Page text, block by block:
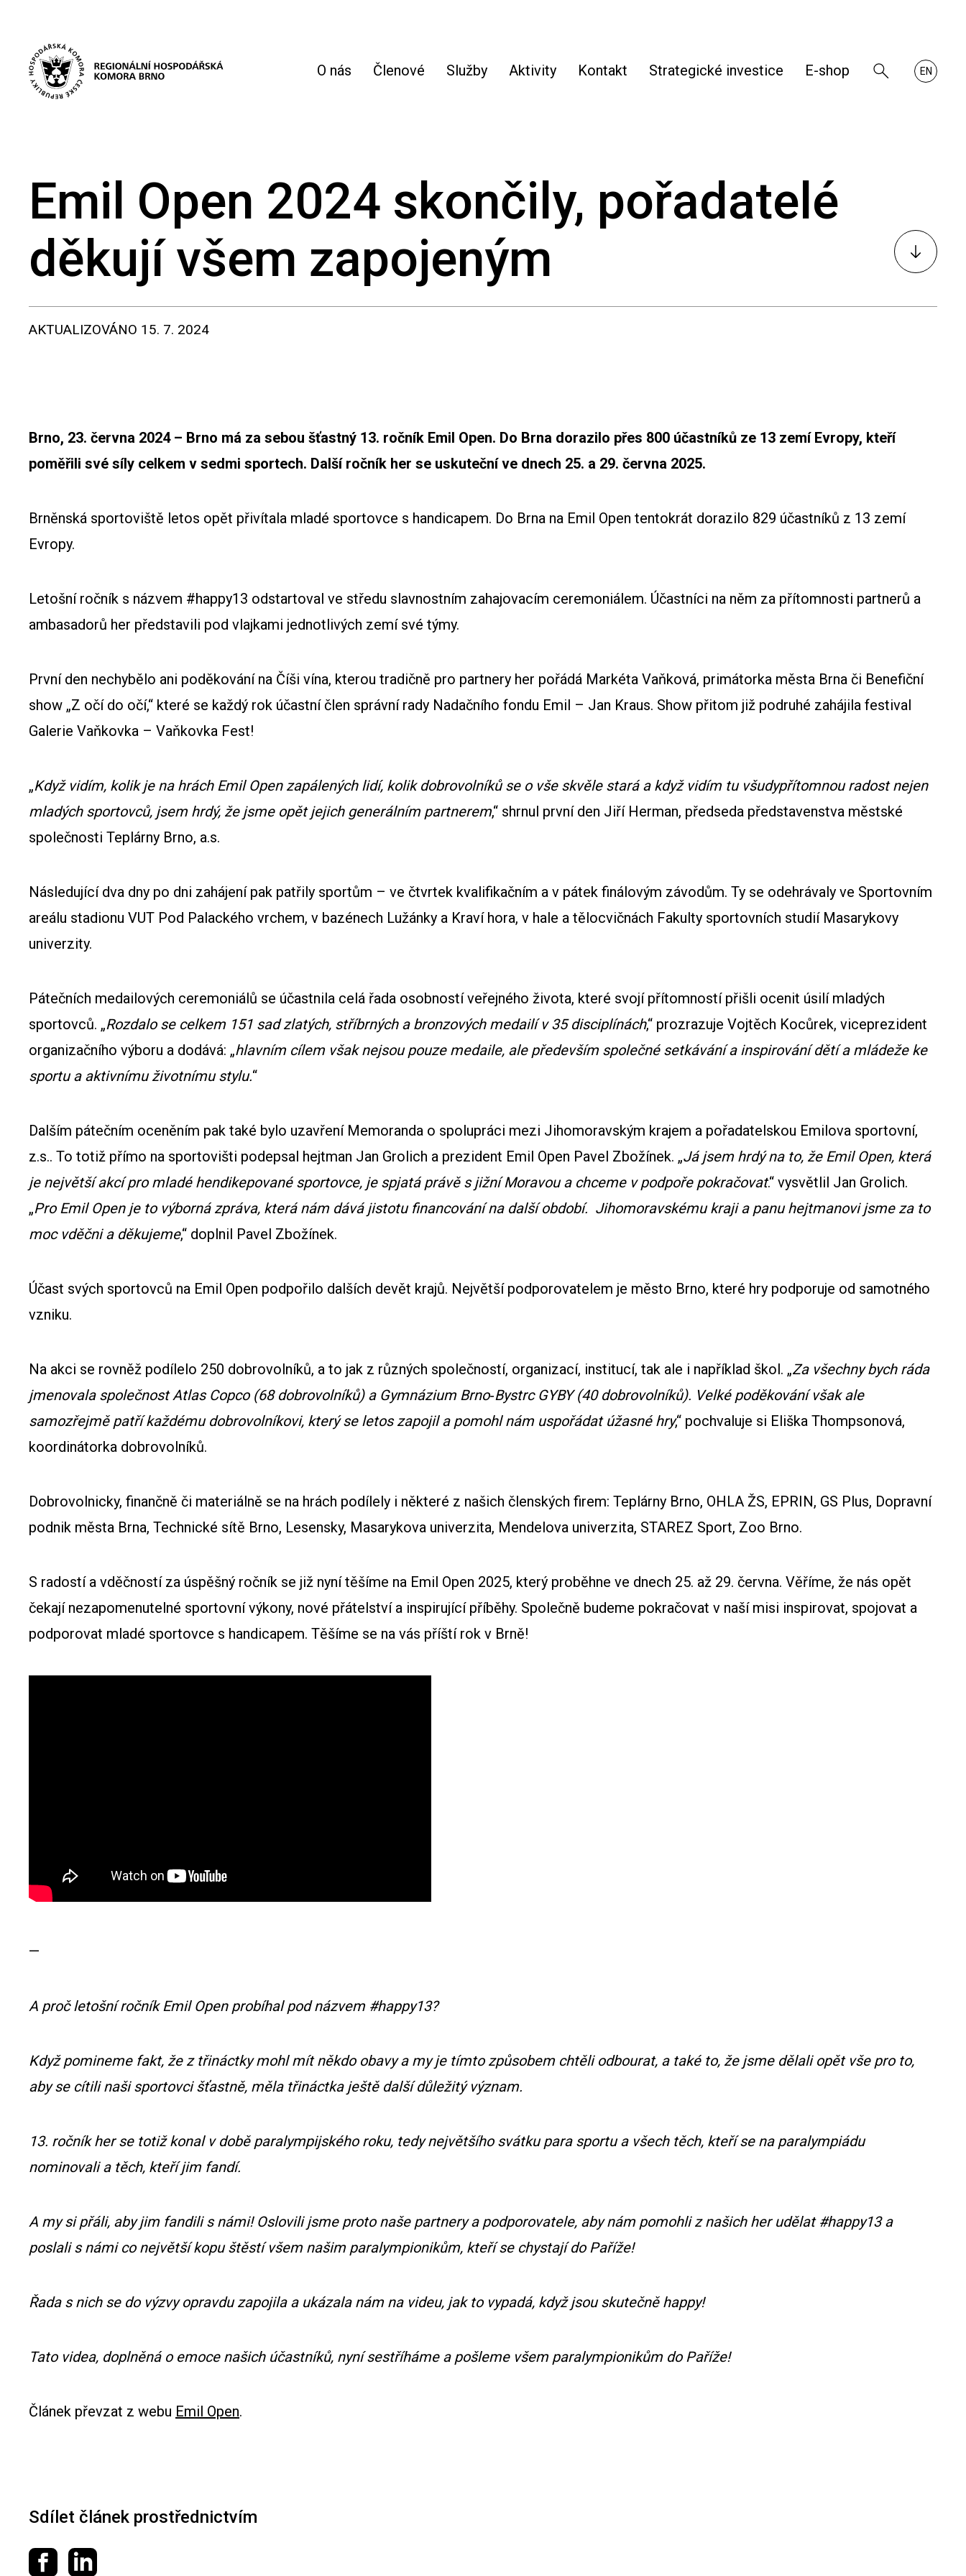
O nás Členové Služby Aktivity Kontakt Strategické investice E-shop
ZobrazitEN
About
Emil Open 2024 skončily, pořadatelé
děkují všem zapojeným
K
obsahu
AKTUALIZOVÁNO 15. 7. 2024
Brno, 23. června 2024 – Brno má za sebou šťastný 13. ročník Emil Open. Do Brna dorazilo přes 800 účastníků ze 13 zemí Evropy, kteří
poměřili své síly celkem v sedmi sportech. Další ročník her se uskuteční ve dnech 25. a 29. června 2025.
Brněnská sportoviště letos opět přivítala mladé sportovce s handicapem. Do Brna na Emil Open tentokrát dorazilo 829 účastníků z 13 zemí
Evropy.
Letošní ročník s názvem #happy13 odstartoval ve středu slavnostním zahajovacím ceremoniálem. Účastníci na něm za přítomnosti partnerů a
ambasadorů her představili pod vlajkami jednotlivých zemí své týmy.
První den nechybělo ani poděkování na Číši vína, kterou tradičně pro partnery her pořádá Markéta Vaňková, primátorka města Brna či Benefiční
show „Z očí do očí,“ které se každý rok účastní člen správní rady Nadačního fondu Emil – Jan Kraus. Show přitom již podruhé zahájila festival
Galerie Vaňkovka – Vaňkovka Fest!
„Když vidím, kolik je na hrách Emil Open zapálených lidí, kolik dobrovolníků se o vše skvěle stará a když vidím tu všudypřítomnou radost nejen
mladých sportovců, jsem hrdý, že jsme opět jejich generálním partnerem,“ shrnul první den Jiří Herman, předseda představenstva městské
společnosti Teplárny Brno, a.s.
Následující dva dny po dni zahájení pak patřily sportům – ve čtvrtek kvalifikačním a v pátek finálovým závodům. Ty se odehrávaly ve Sportovním
areálu stadionu VUT Pod Palackého vrchem, v bazénech Lužánky a Kraví hora, v hale a tělocvičnách Fakulty sportovních studií Masarykovy
univerzity.
Pátečních medailových ceremoniálů se účastnila celá řada osobností veřejného života, které svojí přítomností přišli ocenit úsilí mladých
sportovců. „Rozdalo se celkem 151 sad zlatých, stříbrných a bronzových medailí v 35 disciplínách,“ prozrazuje Vojtěch Kocůrek, viceprezident
organizačního výboru a dodává: „hlavním cílem však nejsou pouze medaile, ale především společné setkávání a inspirování dětí a mládeže ke
sportu a aktivnímu životnímu stylu.“
Dalším pátečním oceněním pak také bylo uzavření Memoranda o spolupráci mezi Jihomoravským krajem a pořadatelskou Emilova sportovní,
z.s.. To totiž přímo na sportovišti podepsal hejtman Jan Grolich a prezident Emil Open Pavel Zbožínek. „Já jsem hrdý na to, že Emil Open, která
je největší akcí pro mladé hendikepované sportovce, je spjatá právě s jižní Moravou a chceme v podpoře pokračovat.“ vysvětlil Jan Grolich.
„Pro Emil Open je to výborná zpráva, která nám dává jistotu financování na další období. Jihomoravskému kraji a panu hejtmanovi jsme za to
moc vděčni a děkujeme,“ doplnil Pavel Zbožínek.
Účast svých sportovců na Emil Open podpořilo dalších devět krajů. Největší podporovatelem je město Brno, které hry podporuje od samotného
vzniku.
Na akci se rovněž podílelo 250 dobrovolníků, a to jak z různých společností, organizací, institucí, tak ale i například škol. „Za všechny bych ráda
jmenovala společnost Atlas Copco (68 dobrovolníků) a Gymnázium Brno‑Bystrc GYBY (40 dobrovolníků). Velké poděkování však ale
samozřejmě patří každému dobrovolníkovi, který se letos zapojil a pomohl nám uspořádat úžasné hry,“ pochvaluje si Eliška Thompsonová,
koordinátorka dobrovolníků.
Dobrovolnicky, finančně či materiálně se na hrách podílely i některé z našich členských firem: Teplárny Brno, OHLA ŽS, EPRIN, GS Plus, Dopravní
podnik města Brna, Technické sítě Brno, Lesensky, Masarykova univerzita, Mendelova univerzita, STAREZ Sport, Zoo Brno.
S radostí a vděčností za úspěšný ročník se již nyní těšíme na Emil Open 2025, který proběhne ve dnech 25. až 29. června. Věříme, že nás opět
čekají nezapomenutelné sportovní výkony, nové přátelství a inspirující příběhy. Společně budeme pokračovat v naší misi inspirovat, spojovat a
podporovat mladé sportovce s handicapem. Těšíme se na vás příští rok v Brně!
—
A proč letošní ročník Emil Open probíhal pod názvem #happy13?
Když pomineme fakt, že z třináctky mohl mít někdo obavy a my je tímto způsobem chtěli odbourat, a také to, že jsme dělali opět vše pro to,
aby se cítili naši sportovci šťastně, měla třináctka ještě další důležitý význam.
13. ročník her se totiž konal v době paralympijského roku, tedy největšího svátku para sportu a všech těch, kteří se na paralympiádu
nominovali a těch, kteří jim fandí.
A my si přáli, aby jim fandili s námi! Oslovili jsme proto naše partnery a podporovatele, aby nám pomohli z našich her udělat #happy13 a
poslali s námi co největší kopu štěstí všem našim paralympionikům, kteří se chystají do Paříže!
Řada s nich se do výzvy opravdu zapojila a ukázala nám na videu, jak to vypadá, když jsou skutečně happy!
Tato videa, doplněná o emoce našich účastníků, nyní sestříháme a pošleme všem paralympionikům do Paříže!
Článek převzat z webu Emil Open.
Sdílet článek prostřednictvím
Sdílet na Facebooku
Sdílet na LinkedIn